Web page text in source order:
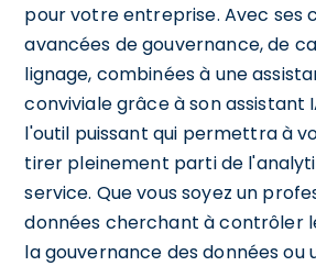
pour votre entreprise. Avec ses
avancées de gouvernance, de
lignage, combinées à une
conviviale grâce à son assistant
l'outil puissant qui permettra à
tirer pleinement parti de
service. Que vous soyez un
données cherchant à contrôler
la gouvernance des données ou